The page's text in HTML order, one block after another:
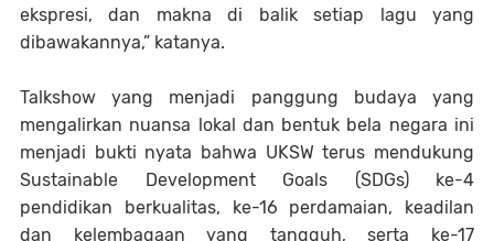
ekspresi, dan makna di balik setiap lagu yang
dibawakannya,” katanya.
Talkshow yang menjadi panggung budaya yang
mengalirkan nuansa lokal dan bentuk bela negara ini
menjadi bukti nyata bahwa UKSW terus mendukung
Sustainable Development Goals (SDGs) ke-4
pendidikan berkualitas, ke-16 perdamaian, keadilan
dan kelembagaan yang tangguh, serta ke-17